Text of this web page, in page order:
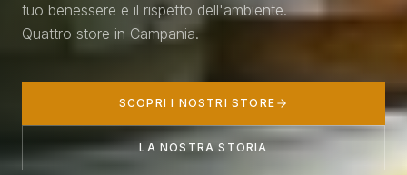
tuo benessere e il rispetto dell'ambiente.
Quattro store in Campania.
SCOPRI I NOSTRI STORE
LA NOSTRA STORIA